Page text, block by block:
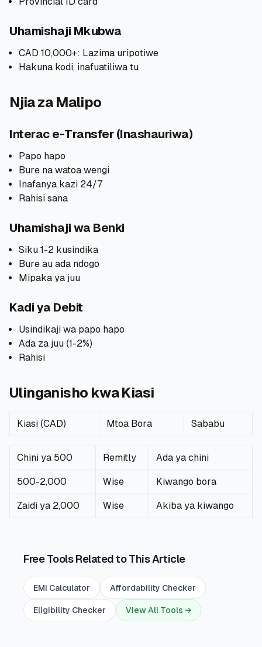
Uhamishaji Mkubwa
CAD 10,000+: Lazima uripotiwe
Hakuna kodi, inafuatiliwa tu
Njia za Malipo
Interac e-Transfer (Inashauriwa)
Papo hapo
Bure na watoa wengi
Inafanya kazi 24/7
Rahisi sana
Uhamishaji wa Benki
Siku 1-2 kusindika
Bure au ada ndogo
Mipaka ya juu
Kadi ya Debit
Usindikaji wa papo hapo
Ada za juu (1-2%)
Rahisi
Ulinganisho kwa Kiasi
Kiasi (CAD) Mtoa Bora Sababu
Chini ya 500 Remitly Ada ya chini
500-2,000 Wise Kiwango bora
Zaidi ya 2,000 Wise Akiba ya kiwango
Free Tools Related to This Article
EMI Calculator Affordability Checker
Eligibility Checker View All Tools →